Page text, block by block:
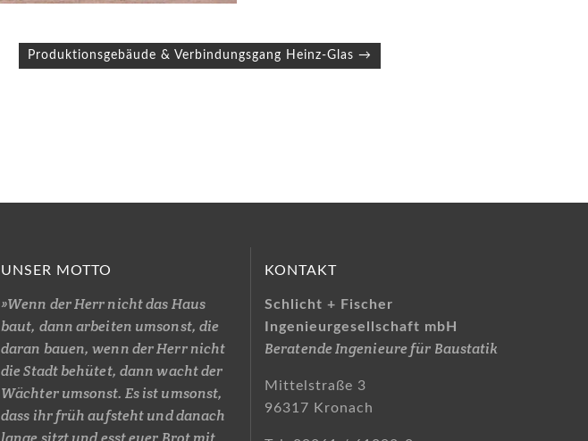
Produktionsgebäude & Verbindungsgang Heinz-Glas →
UNSER MOTTO
»Wenn der Herr nicht das Haus
baut, dann arbeiten umsonst, die
daran bauen, wenn der Herr nicht
die Stadt behütet, dann wacht der
Wächter umsonst. Es ist umsonst,
dass ihr früh aufsteht und danach
KONTAKT
Schlicht + Fischer
Ingenieurgesellschaft mbH
Beratende Ingenieure für Baustatik
Mittelstraße 3
96317 Kronach